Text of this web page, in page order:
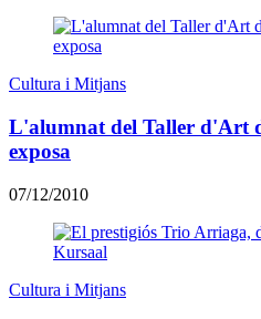
Cultura i Mitjans
L'alumnat del Taller d'Art
exposa
07/12/2010
Cultura i Mitjans